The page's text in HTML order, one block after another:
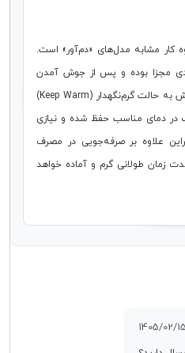
کار مشابه مدل‌های «دم‌آور» است.
مجزا بوده و پس از جوش آمدن
آب، به‌صورت خودکار از حالت جوش به حالت گرم‌نگهدار (Keep Warm)
در دمای مناسب حفظ شده و نیازی
علاوه بر صرفه‌جویی در مصرف
زمان طولانی گرم و آماده خواهد
1405/02/15